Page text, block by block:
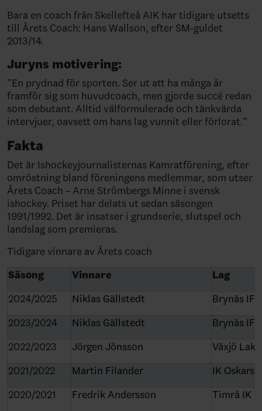
Bara en coach från Skellefteå AIK har tidigare utsetts
till Årets Coach: Hans Wallson, efter SM-guldet
2013/14.
Juryns motivering:
”En prydnad för sporten. Ser ut att ha många år
framför sig som huvudcoach, men gjorde succé redan
som debutant. Alltid välformulerade och tänkvärda
intervjuer, oavsett om hans lag vunnit eller förlorat.”
Fakta
Det är Ishockeyjournalisternas Kamratförening, efter
omröstning bland föreningens medlemmar, som utser
Årets Coach – Arne Strömbergs Minne i svensk
ishockey. Priset har delats ut sedan säsongen
1991/1992. Det är insatser i grundserie, slutspel och
landslag som premieras.
Tidigare vinnare av Årets coach
Säsong
Vinnare
Lag
2024/2025
Niklas Gällstedt
Brynäs IF
2023/2024
Niklas Gällstedt
Brynäs IF
2022/2023
Jörgen Jönsson
Växjö
2021/2022
Martin Filander
IK
2020/2021
Fredrik Andersson
Timrå IK